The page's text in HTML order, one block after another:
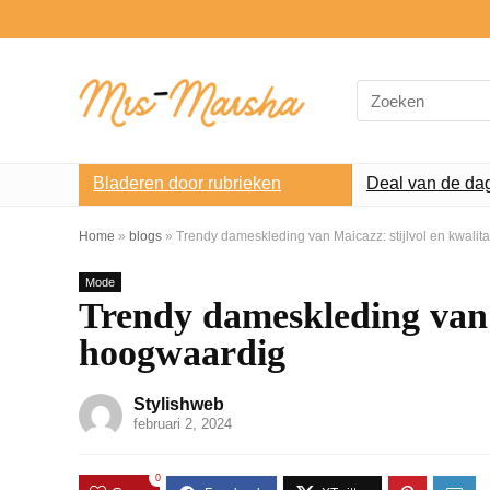
Search
for:
Bladeren door rubrieken Deal van de
Home » blogs » Trendy dameskleding van Maicazz: stijlvol en
Mode
Trendy dameskleding
hoogwaardig
Stylishweb
februari 2, 2024
0